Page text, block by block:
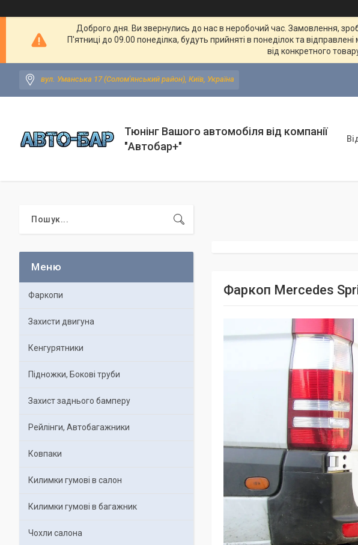
Доброго дня. Ви звернулись до нас в неробочий час. Замовлення,
П'ятниці до 09.00 понеділка, будуть прийняті в понеділок та
від конкретного
вул. Уманська 17 (Солом'янський район), Київ, Україна
Тюнінг Вашого автомобіля від компанії
"Автобар+"
Фаркоп Mercedes
Фаркопи
Захисти двигуна
Кенгурятники
Підножки, Бокові труби
Захист заднього бамперу
Рейлінги, Автобагажники
Ковпаки
Килимки гумові в салон
Килимки гумові в багажник
Чохли салона